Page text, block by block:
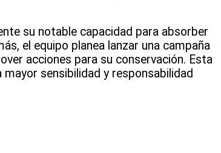
su notable capacidad para absorber
el equipo planea lanzar una campaña
acciones para su conservación. Esta
sensibilidad y responsabilidad